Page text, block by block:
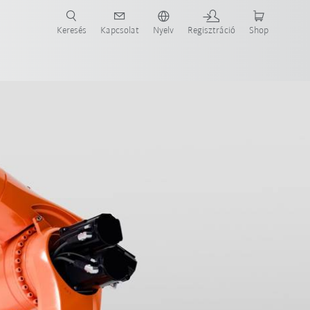
Keresés Kapcsolat Nyelv Regisztráció Shop